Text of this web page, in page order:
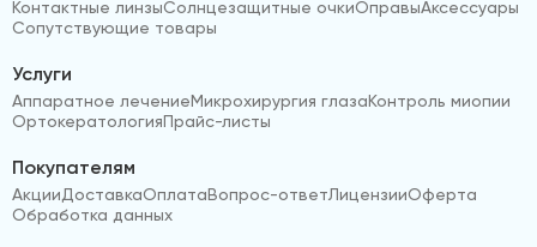
Контактные линзыСолнцезащитные очкиОправыАксессуары
Сопутствующие товары
Услуги
Аппаратное лечениеМикрохирургия глазаКонтроль миопии
ОртокератологияПрайс-листы
Покупателям
АкцииДоставкаОплатаВопрос-ответЛицензииОферта
Обработка данных